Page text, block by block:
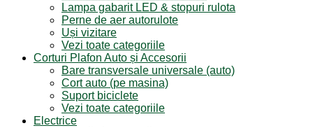
Lampa gabarit LED & stopuri rulota
Perne de aer autorulote
Uși vizitare
Vezi toate categoriile
Corturi Plafon Auto și Accesorii
Bare transversale universale (auto)
Cort auto (pe masina)
Suport biciclete
Vezi toate categoriile
Electrice